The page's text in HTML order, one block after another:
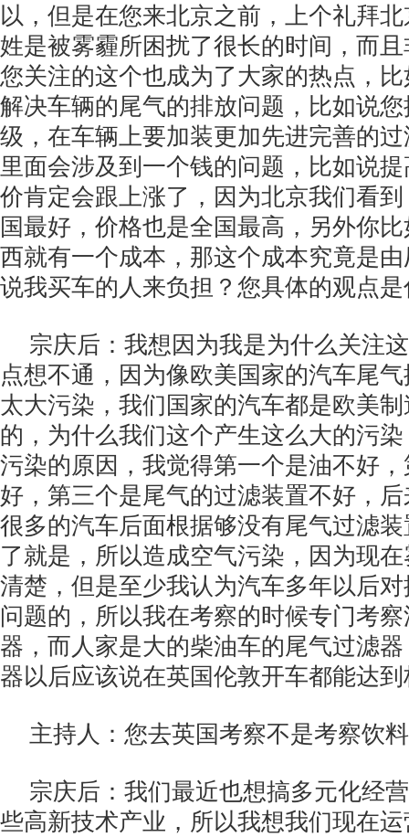
以，但是在您来北京之前，上个礼拜
姓是被雾霾所困扰了很长的时间，而
您关注的这个也成为了大家的热点，
解决车辆的尾气的排放问题，比如说
级，在车辆上要加装更加先进完善的
里面会涉及到一个钱的问题，比如说
价肯定会跟上涨了，因为北京我们看
国最好，价格也是全国最高，另外你
西就有一个成本，那这个成本究竟是
说我买车的人来负担？您具体的观点
宗庆后：我想因为我是为什么关注
点想不通，因为像欧美国家的汽车尾
太大污染，我们国家的汽车都是欧美
的，为什么我们这个产生这么大的污
污染的原因，我觉得第一个是油不好
好，第三个是尾气的过滤装置不好，
很多的汽车后面根据够没有尾气过滤
了就是，所以造成空气污染，因为现
清楚，但是至少我认为汽车多年以后
问题的，所以我在考察的时候专门考
器，而人家是大的柴油车的尾气过滤
器以后应该说在英国伦敦开车都能达
主持人：您去英国考察不是考察饮
宗庆后：我们最近也想搞多元化经
些高新技术产业，所以我想我们现在